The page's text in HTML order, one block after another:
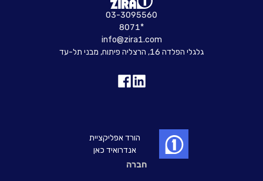
חברה
03-3095560
8071*
info@zira1.com
גלגלי הפלדה 16, הרצליה פיתוח, מבני תל-עד
הורד אפליקציית
אנדרואיד כאן